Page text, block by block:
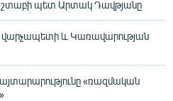
շտաբի պետ Արտակ Դավթյանը
վարչապետի և Կառավարության
«ռազմական